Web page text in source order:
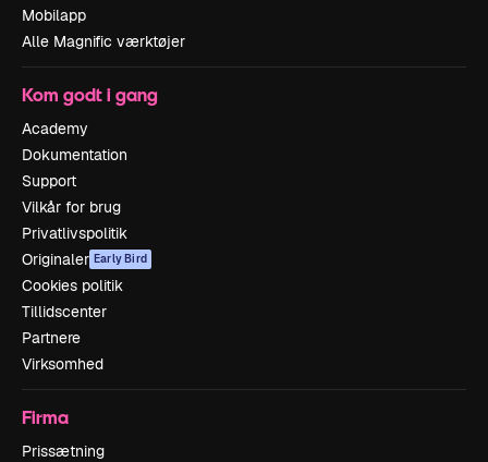
Mobilapp
Alle Magnific værktøjer
Kom godt i gang
Academy
Dokumentation
Support
Vilkår for brug
Privatlivspolitik
Originaler Early Bird
Cookies politik
Tillidscenter
Partnere
Virksomhed
Firma
Prissætning